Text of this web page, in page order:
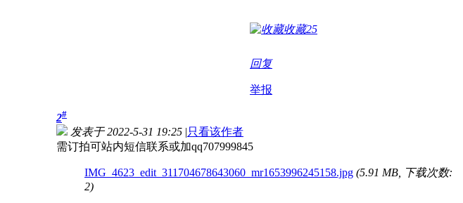
收藏25
回复
举报
2#
发表于 2022-5-31 19:25 |只看该作者
需订拍可站内短信联系或加qq707999845
IMG_4623_edit_311704678643060_mr1653996245158.jpg (5.91 MB, 下载次数:
2)